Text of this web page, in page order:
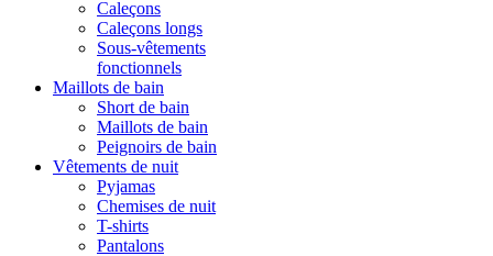
Caleçons
Caleçons longs
Sous-vêtements
fonctionnels
Maillots de bain
Short de bain
Maillots de bain
Peignoirs de bain
Vêtements de nuit
Pyjamas
Chemises de nuit
T-shirts
Pantalons